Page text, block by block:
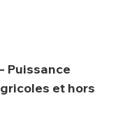
Puissance
et hors